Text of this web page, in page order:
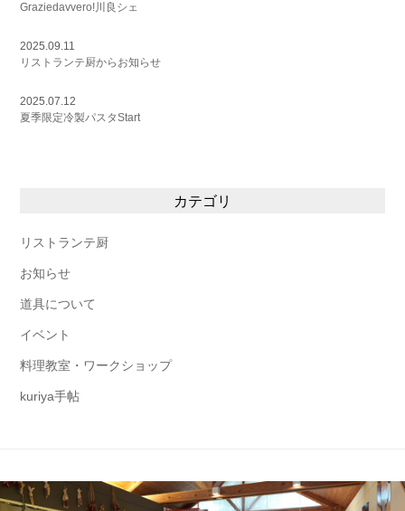
Graziedavvero!川良シェ
2025.09.11
リストランテ厨からお知らせ
2025.07.12
夏季限定冷製パスタStart
カテゴリ
リストランテ厨
お知らせ
道具について
イベント
料理教室・ワークショップ
kuriya手帖